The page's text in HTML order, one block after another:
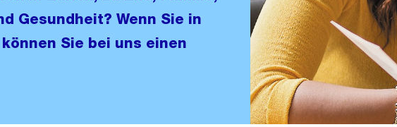
Gesundheit? Wenn Sie in
Sie bei uns einen